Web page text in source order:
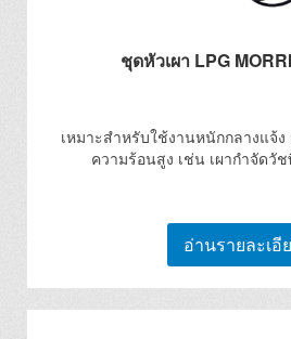
ชุดหัวเผา LPG
เหมาะสำหรับใช้งานหนักกลางแจ้
ความร้อนสูง เช่น เผากำจัดวั
อ่านรายละเอี